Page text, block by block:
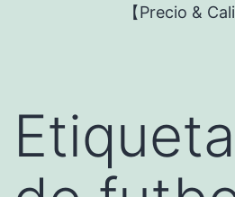
【Precio &